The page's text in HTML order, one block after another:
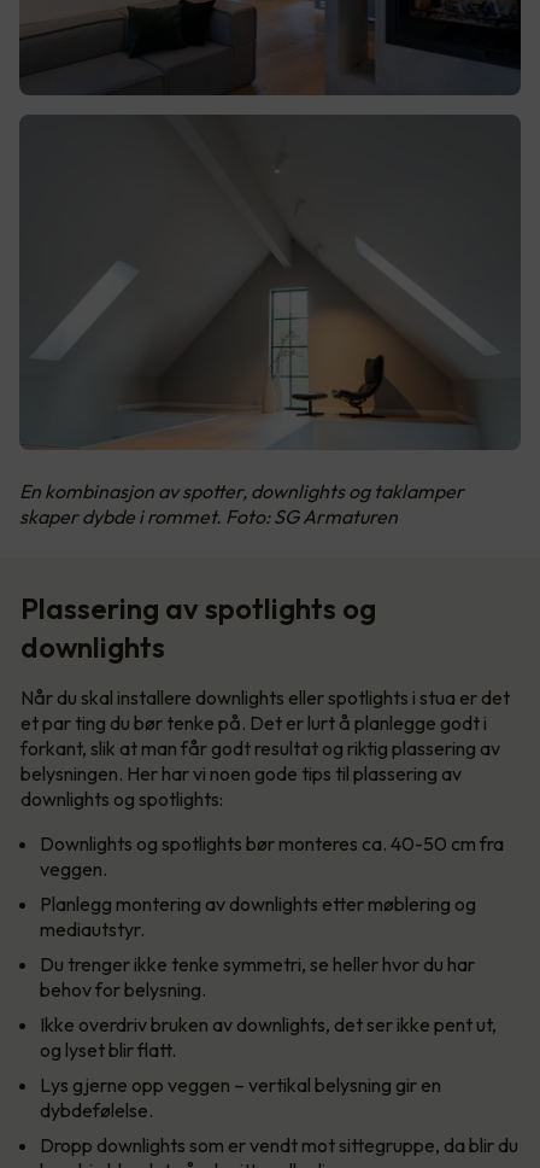
En kombinasjon av spotter, downlights og taklamper
skaper dybde i rommet. Foto: SG Armaturen
Plassering av spotlights og
downlights
Når du skal installere downlights eller spotlights i stua er det
et par ting du bør tenke på. Det er lurt å planlegge godt i
forkant, slik at man får godt resultat og riktig plassering av
belysningen. Her har vi noen gode tips til plassering av
downlights og spotlights:
Downlights og spotlights bør monteres ca. 40-50 cm fra
veggen.
Planlegg montering av downlights etter møblering og
mediautstyr.
Du trenger ikke tenke symmetri, se heller hvor du har
behov for belysning.
Ikke overdriv bruken av downlights, det ser ikke pent ut,
og lyset blir flatt.
Lys gjerne opp veggen – vertikal belysning gir en
dybdefølelse.
Dropp downlights som er vendt mot sittegruppe, da blir du